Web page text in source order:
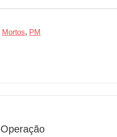
Mortos, PM